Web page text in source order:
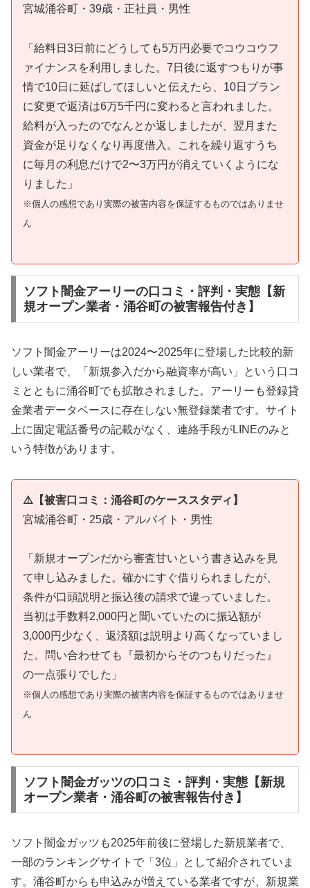
宮城涌谷町・39歳・正社員・男性
「給料日3日前にどうしても5万円必要でコウコウフ
ァイナンスを利用しました。7日後に返すつもりが事
情で10日に延ばしてほしいと伝えたら、10日プラン
に変更で返済は6万5千円に変わると言われました。
給料が入ったのでなんとか返しましたが、翌月また
資金が足りなくなり再度借入。これを繰り返すうち
に毎月の利息だけで2〜3万円が消えていくようにな
りました」
※個人の感想であり実際の被害内容を保証するものではありませ
ん
ソフト闇金アーリーの口コミ・評判・実態【新
規オープン業者・涌谷町の被害報告付き】
ソフト闇金アーリーは2024〜2025年に登場した比較的新
しい業者で、「新規参入だから融資率が高い」という口コ
ミとともに涌谷町でも拡散されました。アーリーも登録貸
金業者データベースに存在しない無登録業者です。サイト
上に固定電話番号の記載がなく、連絡手段がLINEのみと
いう特徴があります。
⚠️【被害口コミ：涌谷町のケーススタディ】
宮城涌谷町・25歳・アルバイト・男性
「新規オープンだから審査甘いという書き込みを見
て申し込みました。確かにすぐ借りられましたが、
条件が口頭説明と振込後の請求で違っていました。
当初は手数料2,000円と聞いていたのに振込額が
3,000円少なく、返済額は説明より高くなっていまし
た。問い合わせても『最初からそのつもりだった』
の一点張りでした」
※個人の感想であり実際の被害内容を保証するものではありませ
ん
ソフト闇金ガッツの口コミ・評判・実態【新規
オープン業者・涌谷町の被害報告付き】
ソフト闇金ガッツも2025年前後に登場した新規業者で、
一部のランキングサイトで「3位」として紹介されていま
す。涌谷町からも申込みが増えている業者ですが、新規業